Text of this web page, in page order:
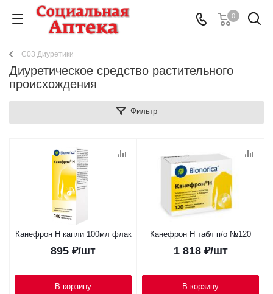
0
C03 Диуретики
Диуретическое средство растительного
происхождения
Фильтр
Канефрон Н капли 100мл флак
895 ₽/шт
В корзину
Канефрон Н табл п/о №120
1 818₽/шт
В корзину